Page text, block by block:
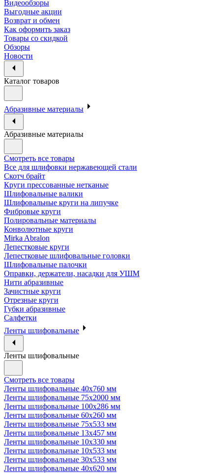
Видеообзоры
Выгодные акции
Возврат и обмен
Как оформить заказ
Товары со скидкой
Обзоры
Новости
Каталог товаров
Абразивные материалы
Абразивные материалы
Смотреть все товары
Все для шлифовки нержавеющей стали
Скотч брайт
Круги прессованные нетканые
Шлифовальные валики
Шлифовальные круги на липучке
Фибровые круги
Полировальные материалы
Конволютные круги
Mirka Abralon
Лепестковые круги
Лепестковые шлифовальные головки
Шлифовальные палочки
Оправки, держатели, насадки для УШМ
Нити абразивные
Зачистные круги
Отрезные круги
Губки абразивные
Салфетки
Ленты шлифовальные
Ленты шлифовальные
Смотреть все товары
Ленты шлифовальные 40х760 мм
Ленты шлифовальные 75х2000 мм
Ленты шлифовальные 100х286 мм
Ленты шлифовальные 60х260 мм
Ленты шлифовальные 75х533 мм
Ленты шлифовальные 13х457 мм
Ленты шлифовальные 10х330 мм
Ленты шлифовальные 10х533 мм
Ленты шлифовальные 30х533 мм
Ленты шлифовальные 40х620 мм